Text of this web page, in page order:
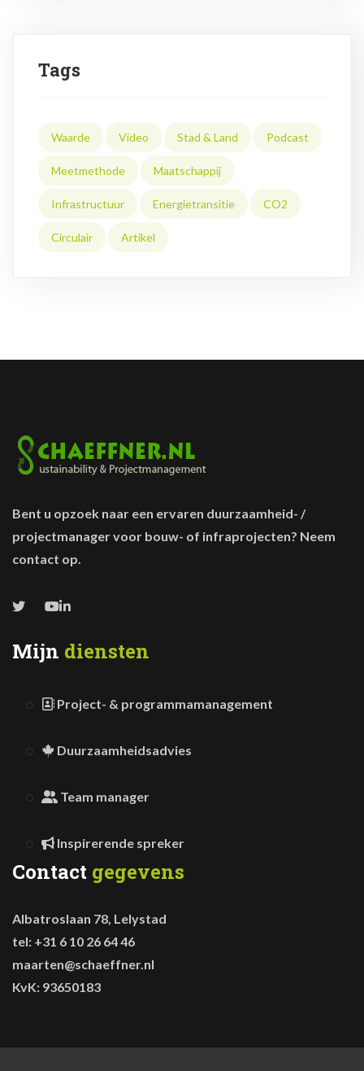
Tags
Waarde Video Stad & Land Podcast
Meetmethode Maatschappij
Infrastructuur Energietransitie CO2
Circulair Artikel
Bent u opzoek naar een ervaren duurzaamheid- /
projectmanager voor bouw- of infraprojecten? Neem
contact op.
Mijn diensten
Project- & programmamanagement
Duurzaamheidsadvies
Team manager
Inspirerende spreker
Contact gegevens
Albatroslaan 78, Lelystad
tel: +31 6 10 26 64 46
maarten@schaeffner.nl
KvK: 93650183